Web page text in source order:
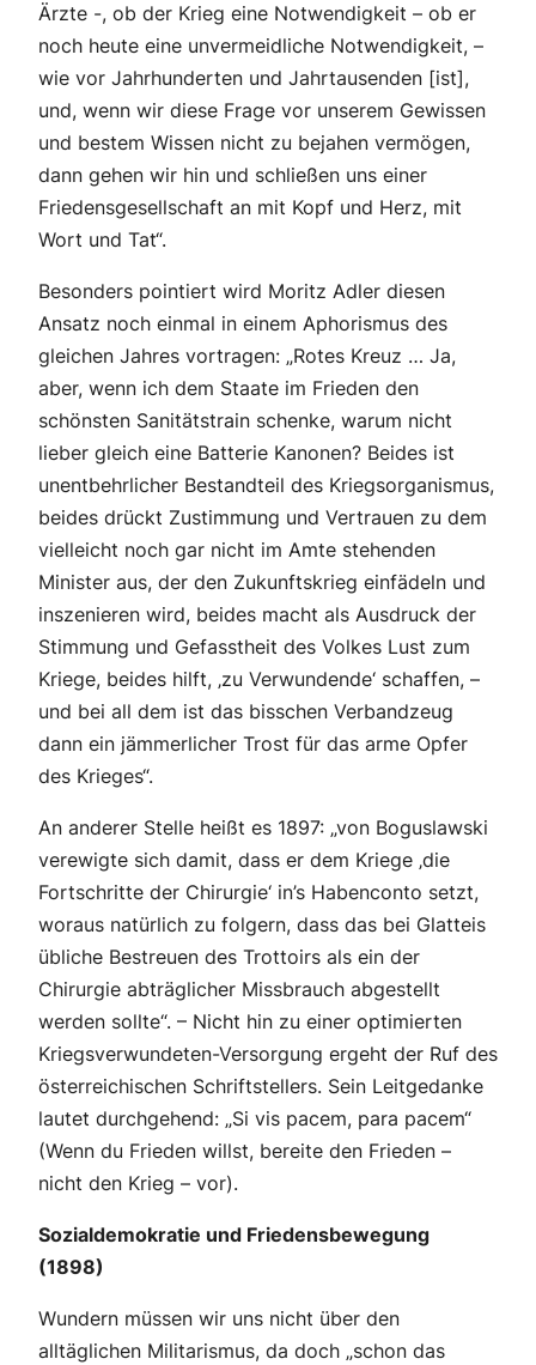
Ärzte -, ob der Krieg eine Notwendigkeit – ob er
noch heute eine unvermeidliche Notwendigkeit, –
wie vor Jahrhunderten und Jahrtausenden [ist],
und, wenn wir diese Frage vor unserem Gewissen
und bestem Wissen nicht zu bejahen vermögen,
dann gehen wir hin und schließen uns einer
Friedensgesellschaft an mit Kopf und Herz, mit
Wort und Tat“.
Besonders pointiert wird Moritz Adler diesen
Ansatz noch einmal in einem Aphorismus des
gleichen Jahres vortragen: „Rotes Kreuz … Ja,
aber, wenn ich dem Staate im Frieden den
schönsten Sanitätstrain schenke, warum nicht
lieber gleich eine Batterie Kanonen? Beides ist
unentbehrlicher Bestandteil des Kriegsorganismus,
beides drückt Zustimmung und Vertrauen zu dem
vielleicht noch gar nicht im Amte stehenden
Minister aus, der den Zukunftskrieg einfädeln und
inszenieren wird, beides macht als Ausdruck der
Stimmung und Gefasstheit des Volkes Lust zum
Kriege, beides hilft, ‚zu Verwundende‘ schaffen, –
und bei all dem ist das bisschen Verbandzeug
dann ein jämmerlicher Trost für das arme Opfer
des Krieges“.
An anderer Stelle heißt es 1897: „von Boguslawski
verewigte sich damit, dass er dem Kriege ‚die
Fortschritte der Chirurgie‘ in’s Habenconto setzt,
woraus natürlich zu folgern, dass das bei Glatteis
übliche Bestreuen des Trottoirs als ein der
Chirurgie abträglicher Missbrauch abgestellt
werden sollte“. – Nicht hin zu einer optimierten
Kriegsverwundeten-Versorgung ergeht der Ruf des
österreichischen Schriftstellers. Sein Leitgedanke
lautet durchgehend: „Si vis pacem, para pacem“
(Wenn du Frieden willst, bereite den Frieden –
nicht den Krieg – vor).
Sozialdemokratie und Friedensbewegung
(1898)
Wundern müssen wir uns nicht über den
alltäglichen Militarismus, da doch „schon das